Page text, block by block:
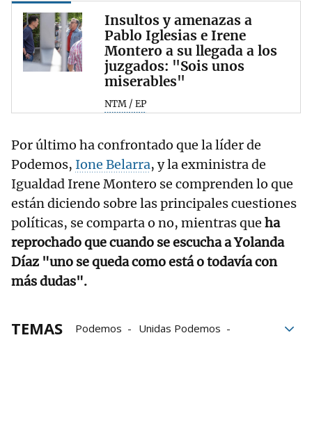
Insultos y amenazas a
Pablo Iglesias e Irene
Montero a su llegada a los
juzgados: "Sois unos
miserables"
NTM / EP
Por último ha confrontado que la líder de
Podemos, Ione Belarra, y la exministra de
Igualdad Irene Montero se comprenden lo que
están diciendo sobre las principales cuestiones
políticas, se comparta o no, mientras que ha
reprochado que cuando se escucha a Yolanda
Díaz "uno se queda como está o todavía con
más dudas".
TEMAS Podemos
Unidas Podemos